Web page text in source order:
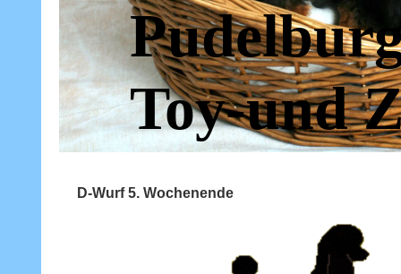
Toy-und
D-Wurf 5. Wochenende